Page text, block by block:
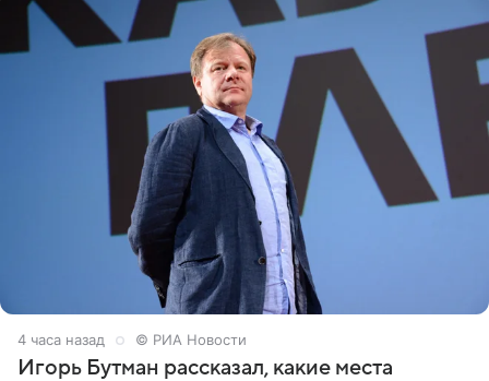
4 часа назад © РИА Новости
Игорь Бутман рассказал, какие места